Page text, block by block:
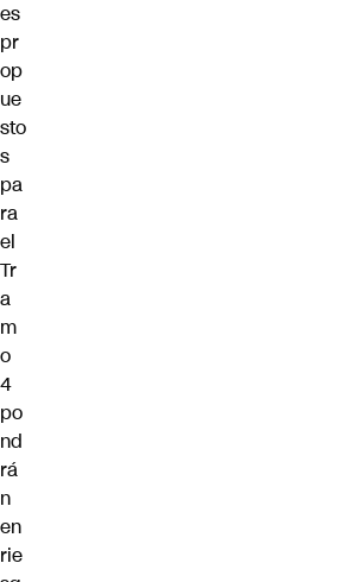
es
pr
op
ue
sto
s
pa
ra
el
Tr
a
m
o
4
po
nd
rá
n
en
rie